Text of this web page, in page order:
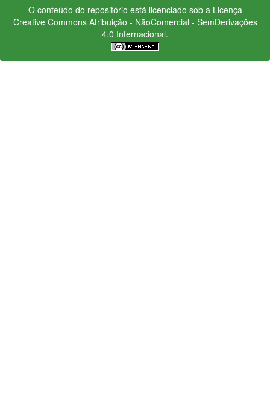
O conteúdo do repositório está licenciado sob a Licença
Creative CommonsAtribuição - NãoComercial - SemDerivações
4.0 Internacional.